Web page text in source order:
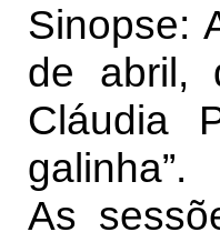
Sinopse:
de abril,
Cláudia
galinha”.
As